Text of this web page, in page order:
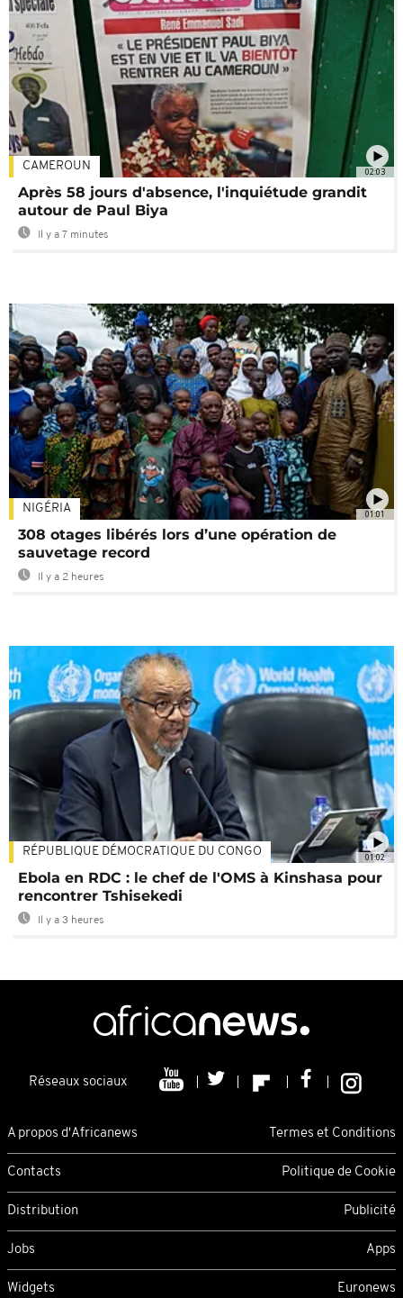
02:03
CAMEROUN
Après 58 jours d'absence, l'inquiétude grandit
autour de Paul Biya
Il y a 7 minutes
01:01
NIGÉRIA
308 otages libérés lors d’une opération de
sauvetage record
Il y a 2 heures
01:02
RÉPUBLIQUE DÉMOCRATIQUE DU CONGO
Ebola en RDC : le chef de l'OMS à Kinshasa pour
rencontrer Tshisekedi
Il y a 3 heures
Réseaux sociaux
A propos d'Africanews Termes et Conditions
Contacts Politique de Cookie
Distribution Publicité
Jobs Apps
Widgets Euronews